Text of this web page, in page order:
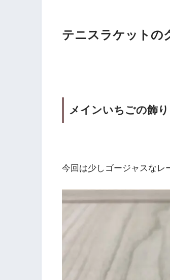
テニスラケットの
メインいちごの飾り
今回は少しゴージャスなレ